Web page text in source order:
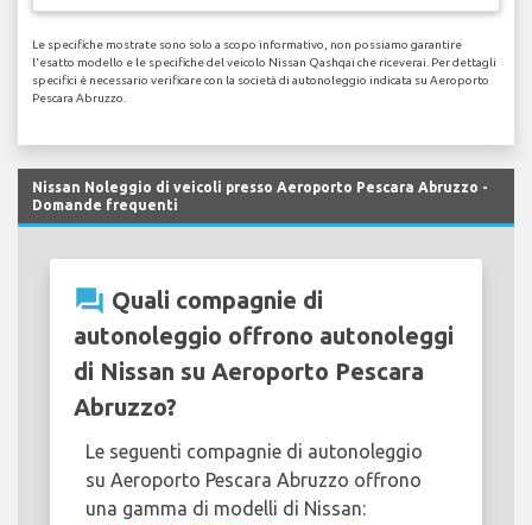
Le specifiche mostrate sono solo a scopo informativo, non possiamo garantire
l'esatto modello e le specifiche del veicolo Nissan Qashqai che riceverai. Per dettagli
specifici è necessario verificare con la società di autonoleggio indicata su Aeroporto
Pescara Abruzzo.
Nissan Noleggio di veicoli presso Aeroporto Pescara Abruzzo -
Domande frequenti
question_answer Quali compagnie di
autonoleggio offrono autonoleggi
di Nissan su Aeroporto Pescara
Abruzzo?
Le seguenti compagnie di autonoleggio
su Aeroporto Pescara Abruzzo offrono
una gamma di modelli di Nissan: